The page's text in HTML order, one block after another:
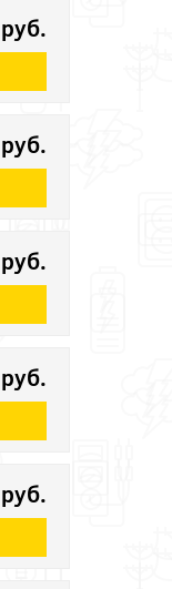
руб.
руб.
руб.
руб.
руб.